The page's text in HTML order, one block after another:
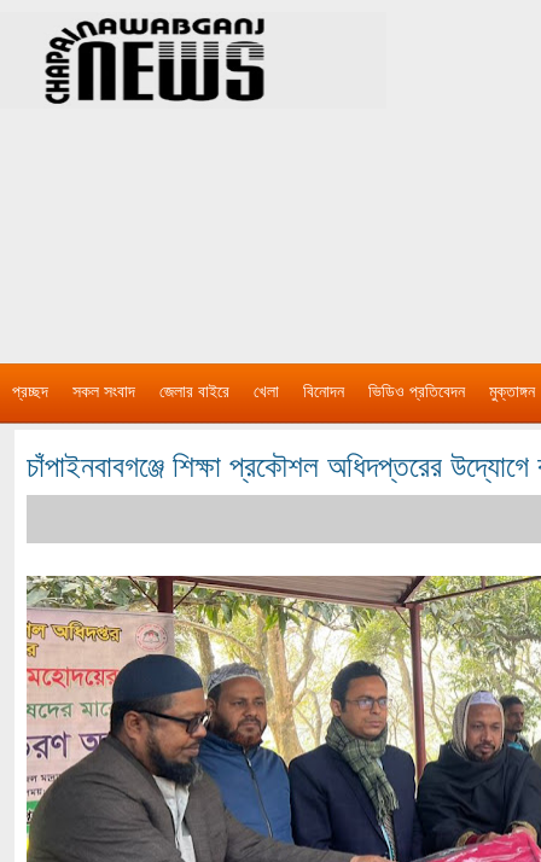
প্রচ্ছদ সকল সংবাদ জেলার বাইরে খেলা বিনোদন ভিডিও প্রতিবেদন মুক্তাঙ্গন
চাঁপাইনবাবগঞ্জে শিক্ষা প্রকৌশল অধিদপ্তরের